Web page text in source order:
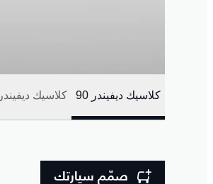
كلاسيك ديفيندر 90 كلاسيك ديفيندر 110
صمّم سيارتك